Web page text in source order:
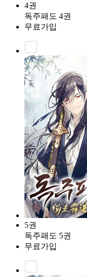
4권
독주패도 4권
무료가입
5권
독주패도 5권
무료가입